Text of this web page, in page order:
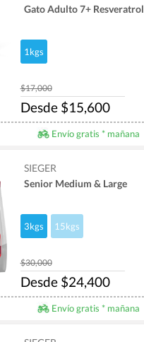
Gato Adulto 7+ Resveratrol
1kgs
$17,000
Desde $15,600
Envío gratis * mañana
SIEGER
Senior Medium & Large
3kgs 15kgs
$30,000
Desde $24,400
Envío gratis * mañana